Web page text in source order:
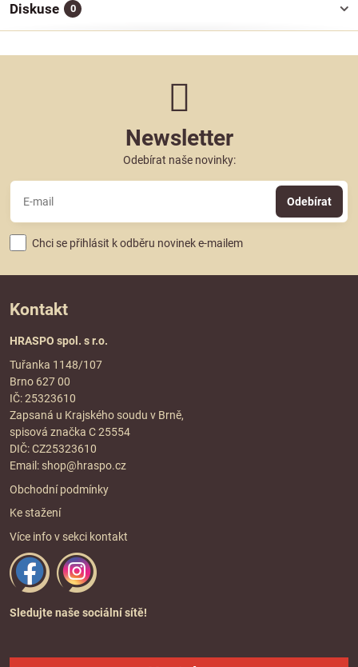
Diskuse 0
Newsletter
Odebírat naše novinky:
Odebírat
Chci se přihlásit k odběru novinek e-mailem
Kontakt
HRASPO spol. s r.o.
Tuřanka 1148/107
Brno 627 00
IČ: 25323610
Zapsaná u Krajského soudu v Brně,
spisová značka C 25554
DIČ: CZ25323610
Email: shop@hraspo.cz
Obchodní podmínky
Ke stažení
Více info v sekci kontakt
Sledujte naše sociální sítě!